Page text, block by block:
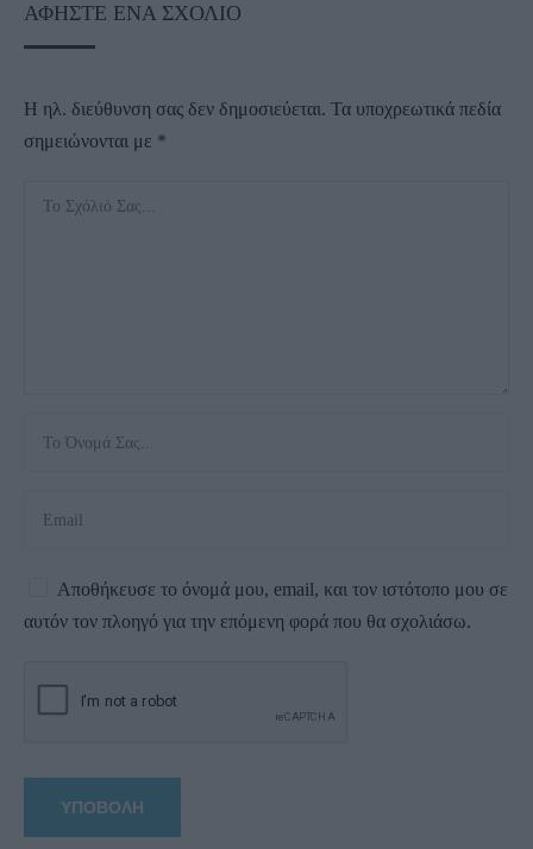
ΑΦΉΣΤΕ ΈΝΑ ΣΧΌΛΙΟ
Η ηλ. διεύθυνση σας δεν δημοσιεύεται. Τα υποχρεωτικά πεδία
σημειώνονται με *
Αποθήκευσε το όνομά μου, email, και τον ιστότοπο μου σε
αυτόν τον πλοηγό για την επόμενη φορά που θα σχολιάσω.